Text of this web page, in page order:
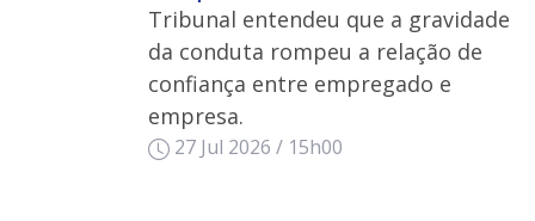
Tribunal entendeu que a gravidade
da conduta rompeu a relação de
confiança entre empregado e
empresa.
27 Jul 2026 / 15h00